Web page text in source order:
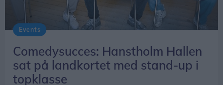
Events
Comedysucces: Hanstholm Hallen
sat på landkortet med stand-up i
topklasse